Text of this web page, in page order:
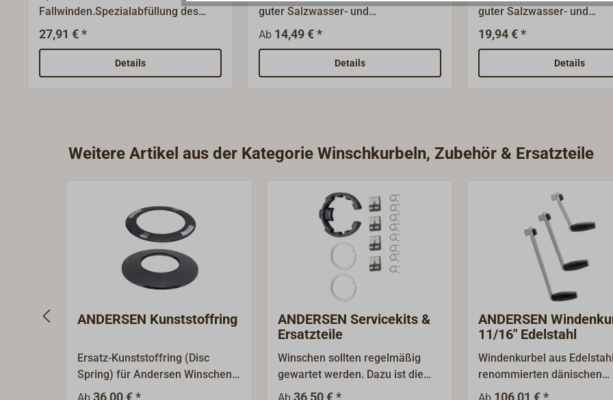
Fallwinden.Spezialabfüllung des
Markenherstellers ANDERSEN,
besonders für ANDERSEN-Winschen
empfohlen.Tube à 75g.
27,91 € *
Details
guter Salzwasser- und
Walkbeständigkeit sowie hohem
Druckaufnahmevermögen.Nicht
Ab 14,49 € *
Details
guter Salzwasser- und
Walkbeständigkeit sowie
Druckaufnahmevermögen.
19,94 € *
Details
Weitere Artikel aus der Kategorie Winschkurbeln, Zubehör & Ersatzteile
ANDERSEN Kunststoffring
Ersatz-Kunststoffring (Disc
Spring) für Andersen Winschen.
Die Größe der Ringe variiert ja
ANDERSEN Servicekits &
Ersatzteile
Winschen sollten regelmäßig
gewartet werden. Dazu ist die
Trommel abzunehmen und das
ANDERSEN
11/16" Edelstahl
Windenkurbel aus
renommierten dänischen
Windenherstellers